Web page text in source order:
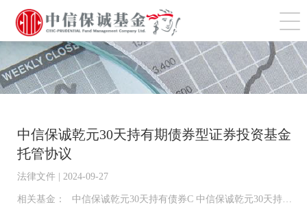
切
中信保诚乾元30天持有期债券型证券投资基金
托管协议
法律文件 | 2024-09-27
相关基金： 中信保诚乾元30天持有债券C 中信保诚乾元30天持有债券A